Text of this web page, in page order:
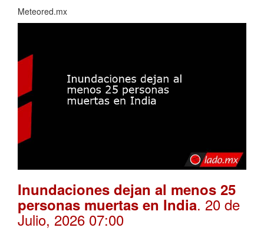
Meteored.mx
Inundaciones dejan al menos 25
personas muertas en India. 20 de
Julio, 2026 07:00